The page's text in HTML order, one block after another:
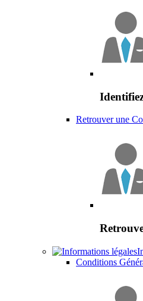
Retrouver une
Conditions